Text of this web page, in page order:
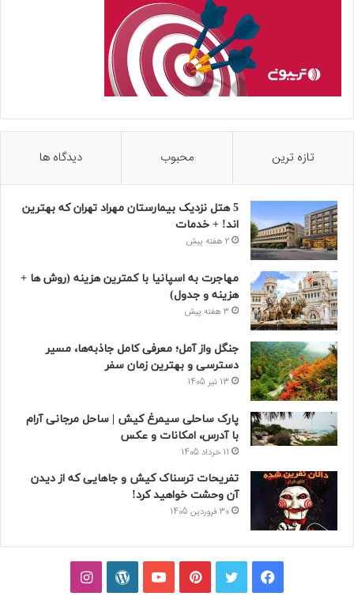
تازه ترین محبوب دیدگاه ها
5 هتل نزدیک بیمارستان مهراد تهران که بهترین‌
اند! + خدمات
2 هفته پیش
مهاجرت به اسپانیا با کمترین هزینه (روش ها +
هزینه و جدول)
3 هفته پیش
جنگل واز آمل؛ معرفی کامل جاذبه‌ها، مسیر
دسترسی و بهترین زمان سفر
13 تیر 1405
پارک ساحلی سیمرغ کیش | ساحل مرجانی آرام
با آدرس، امکانات و عکس
11 خرداد 1405
تفریحات ترسناک کیش و جاهایی که از دیدن
آن وحشت خواهید کرد!
30 فروردین 1405
فیسبوکتوییترپینتریستیوتیوبوردپرساینستاگرام